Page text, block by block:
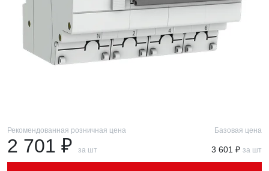
Рекомендованная розничная цена
2 701 ₽ за шт
Базовая цена
3 601 ₽ за шт